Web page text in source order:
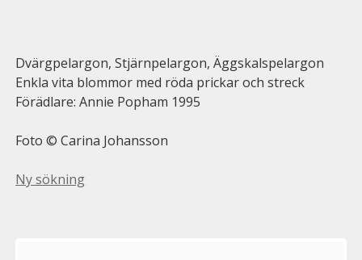
Dvärgpelargon, Stjärnpelargon, Äggskalspelargon
Enkla vita blommor med röda prickar och streck
Förädlare: Annie Popham 1995
Foto © Carina Johansson
Ny sökning